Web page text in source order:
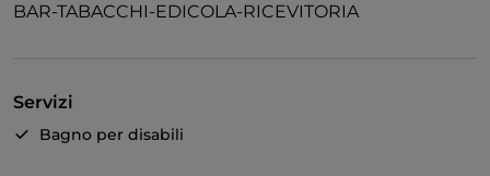
BAR-TABACCHI-EDICOLA-RICEVITORIA
Servizi
Bagno per disabili